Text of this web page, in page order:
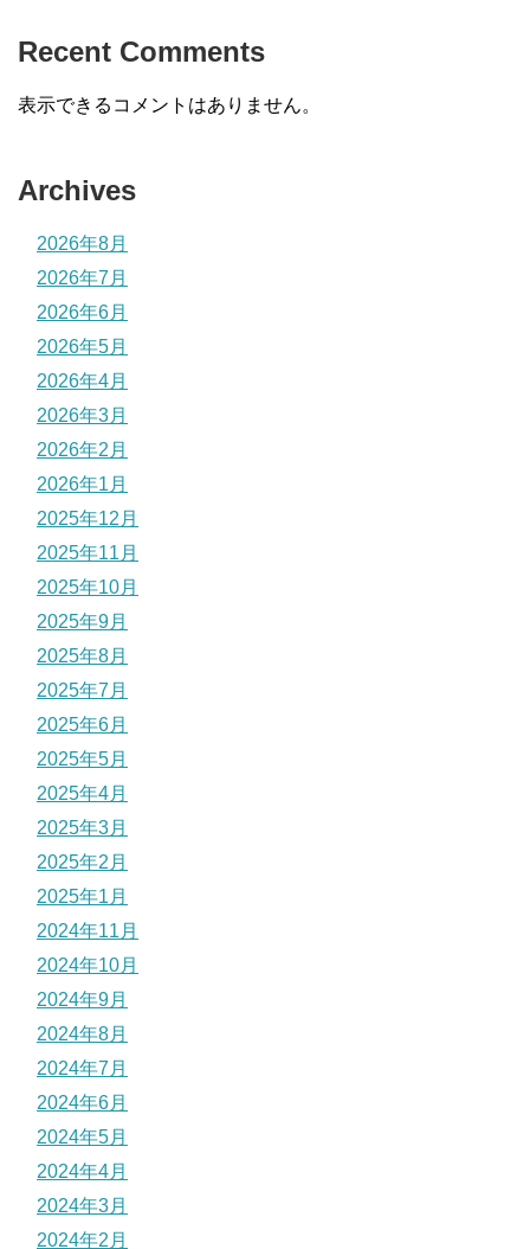
Recent Comments
表示できるコメントはありません。
Archives
2026年8月
2026年7月
2026年6月
2026年5月
2026年4月
2026年3月
2026年2月
2026年1月
2025年12月
2025年11月
2025年10月
2025年9月
2025年8月
2025年7月
2025年6月
2025年5月
2025年4月
2025年3月
2025年2月
2025年1月
2024年11月
2024年10月
2024年9月
2024年8月
2024年7月
2024年6月
2024年5月
2024年4月
2024年3月
2024年2月